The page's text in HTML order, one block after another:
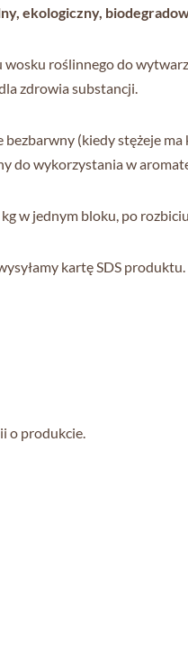
ekologiczny,
roślinnego do
zdrowia substancji.
(kiedy stężeje
do wykorzystania w
w jednym bloku, po
kartę SDS produktu.
o produkcie.